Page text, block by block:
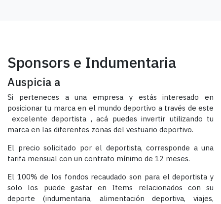
Sponsors e Indumentaria
Auspicia a
Si perteneces a una empresa y estás interesado en
posicionar tu marca en el mundo deportivo a través de este
excelente deportista , acá puedes invertir utilizando tu
marca en las diferentes zonas del vestuario deportivo.
El precio solicitado por el deportista, corresponde a una
tarifa mensual con un contrato mínimo de 12 meses.
El 100% de los fondos recaudado son para el deportista y
solo los puede gastar en Items relacionados con su
deporte (indumentaria, alimentación deportiva, viajes,